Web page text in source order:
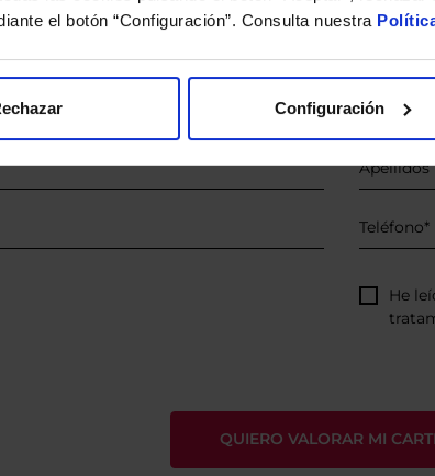
el botón “Configuración”. Consulta nuestra
Configuración
e indíquenos los ISINs de sus Fondos y
de Clases Limpias con las que podrá ahorrar en
He